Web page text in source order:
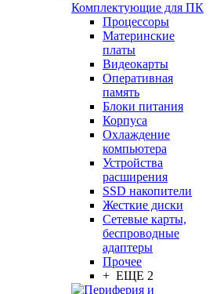
Комплектующие для ПК
Процессоры
Материнские
платы
Видеокарты
Оперативная
память
Блоки питания
Корпуса
Охлаждение
компьютера
Устройства
расширения
SSD накопители
Жесткие диски
Сетевые карты,
беспроводные
адаптеры
Прочее
+ ЕЩЕ 2